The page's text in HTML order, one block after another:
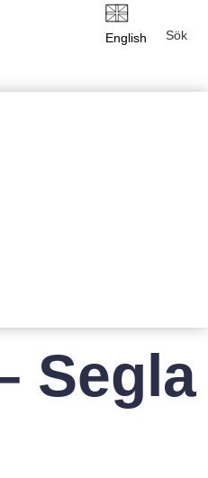
English
Segla